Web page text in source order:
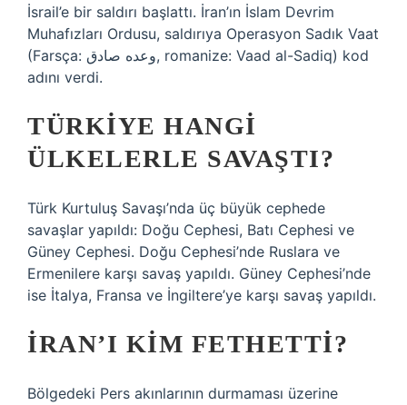
İsrail’e bir saldırı başlattı. İran’ın İslam Devrim
Muhafızları Ordusu, saldırıya Operasyon Sadık Vaat
(Farsça: وعده صادق, romanize: Vaad al-Sadiq) kod
adını verdi.
TÜRKIYE HANGI
ÜLKELERLE SAVAŞTI?
Türk Kurtuluş Savaşı’nda üç büyük cephede
savaşlar yapıldı: Doğu Cephesi, Batı Cephesi ve
Güney Cephesi. Doğu Cephesi’nde Ruslara ve
Ermenilere karşı savaş yapıldı. Güney Cephesi’nde
ise İtalya, Fransa ve İngiltere’ye karşı savaş yapıldı.
İRAN’I KIM FETHETTI?
Bölgedeki Pers akınlarının durmaması üzerine